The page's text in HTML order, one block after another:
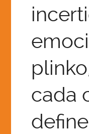
COLLECTIVE
SAI OVERVIEW
EDUCATION:
cada